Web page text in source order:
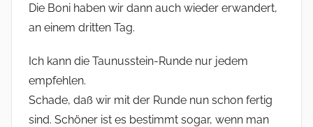
Die Boni haben wir dann auch wieder erwandert,
an einem dritten Tag.
Ich kann die Taunusstein-Runde nur jedem
empfehlen.
Schade, daß wir mit der Runde nun schon fertig
sind. Schöner ist es bestimmt sogar, wenn man